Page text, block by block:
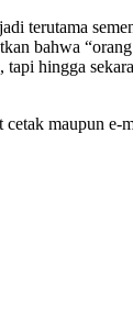
terutama
bahwa
hingga
maupun e-